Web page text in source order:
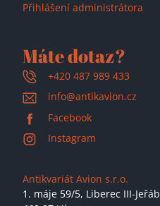
Přihlášení administrátora
Máte dotaz?
+420 487 989 433
info@antikavion.cz
Facebook
Instagram
Antikvariát Avion s.r.o.
1. máje 59/5, Liberec III-Jeřáb